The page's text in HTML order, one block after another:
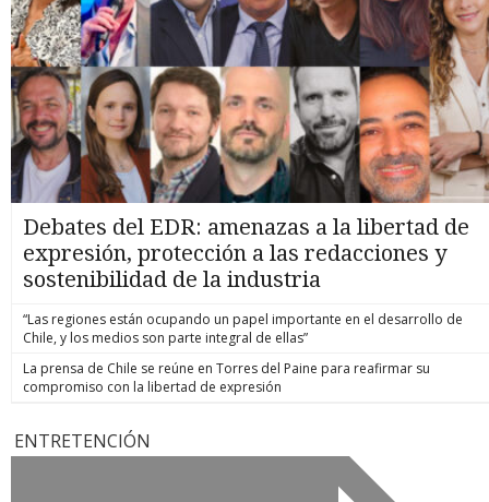
Debates del EDR: amenazas a la libertad de
expresión, protección a las redacciones y
sostenibilidad de la industria
“Las regiones están ocupando un papel importante en el desarrollo de
Chile, y los medios son parte integral de ellas”
La prensa de Chile se reúne en Torres del Paine para reafirmar su
compromiso con la libertad de expresión
ENTRETENCIÓN